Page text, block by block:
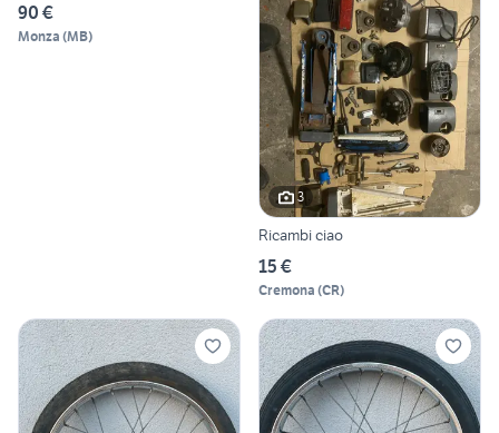
90 €
Monza (MB)
3
Ricambi ciao
15 €
Cremona (CR)